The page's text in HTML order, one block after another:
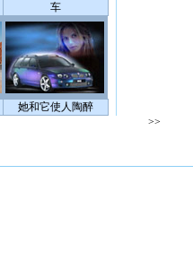
车
她和它使人陶醉
>>